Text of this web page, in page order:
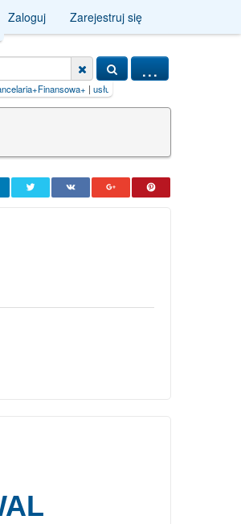
Zaloguj Zarejestruj się
...